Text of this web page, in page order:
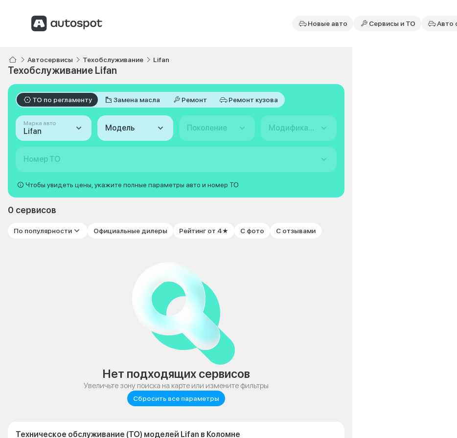
Новые авто Сервисы и ТО Авто
Автосервисы Техобслуживание Lifan
Техобслуживание Lifan
ТО по регламенту Замена масла Ремонт Ремонт кузова
Марка авто
Lifan Модель Поколение Модификация
Номер ТО
Чтобы увидеть цены, укажите полные параметры авто и номер ТО
0 сервисов
По популярности Официальные дилеры Рейтинг от 4★ С фото С отзывами
Нет подходящих сервисов
Увеличьте зону поиска на карте или измените фильтры
Сбросить все параметры
Техническое обслуживание (ТО) моделей Lifan в Коломне